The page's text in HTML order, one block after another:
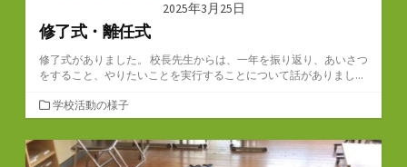
2025年3月25日
修了式・離任式
修了式がありました。 校長先生からは、一年を振り返り、あいさつ
をすること、やりたいことを実行することについて話がありまし...
カ
テ
ゴ
リ
学校活動の様子